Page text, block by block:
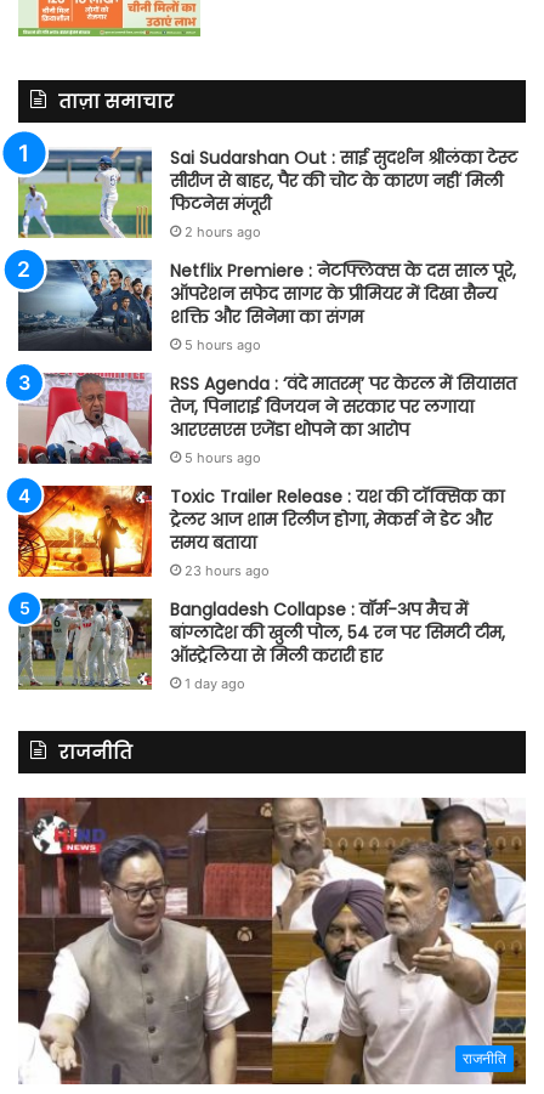
ताज़ा समाचार
Sai Sudarshan Out : साई सुदर्शन श्रीलंका टेस्ट
सीरीज से बाहर, पैर की चोट के कारण नहीं मिली
फिटनेस मंजूरी
2 hours ago
Netflix Premiere : नेटफ्लिक्स के दस साल पूरे,
ऑपरेशन सफेद सागर के प्रीमियर में दिखा सैन्य
शक्ति और सिनेमा का संगम
5 hours ago
RSS Agenda : ‘वंदे मातरम्’ पर केरल में सियासत
तेज, पिनाराई विजयन ने सरकार पर लगाया
आरएसएस एजेंडा थोपने का आरोप
5 hours ago
Toxic Trailer Release : यश की टॉक्सिक का
ट्रेलर आज शाम रिलीज होगा, मेकर्स ने डेट और
समय बताया
23 hours ago
Bangladesh Collapse : वॉर्म-अप मैच में
बांग्लादेश की खुली पोल, 54 रन पर सिमटी टीम,
ऑस्ट्रेलिया से मिली करारी हार
1 day ago
राजनीति
राजनीति